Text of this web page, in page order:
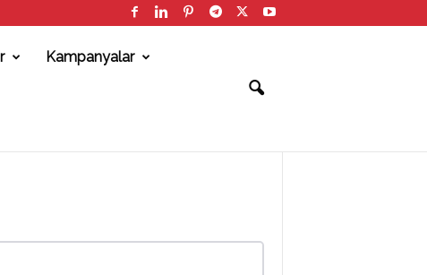
Kampanyalar